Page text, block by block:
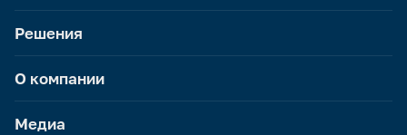
Решения
О компании
Медиа